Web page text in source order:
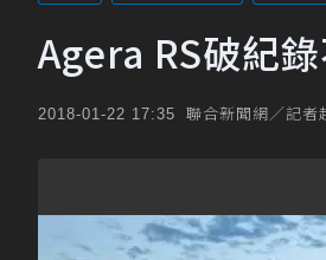
Agera RS破紀
2018-01-22 17:35 聯合新聞網／記者